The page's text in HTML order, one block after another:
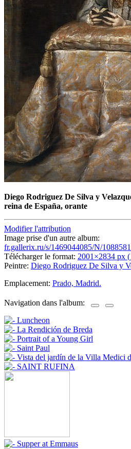
Diego Rodriguez De Silva y
reina de España, orante
Modifier l'attribution
Image prise d'un autre album:
fr.gallerix.ru/s/1469044085/N/
Télécharger le format: 2001×2834 px (
Peintre: Diego Rodriguez De Silva y
Emplacement: Prado, Madrid.
Navigation dans l'album: